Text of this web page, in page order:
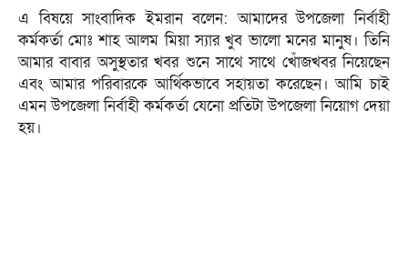
এ বিষয়ে সাংবাদিক ইমরান বলেন: আমাদের উপজেলা নির্বাহী
কর্মকর্তা মোঃ শাহ আলম মিয়া স্যার খুব ভালো মনের মানুষ। তিনি
আমার বাবার অসুস্থতার খবর শুনে সাথে সাথে খোঁজখবর নিয়েছেন
এবং আমার পরিবারকে আর্থিকভাবে সহায়তা করেছেন। আমি চাই
এমন উপজেলা নির্বাহী কর্মকর্তা যেনো প্রতিটা উপজেলা নিয়োগ দেয়া
হয়।